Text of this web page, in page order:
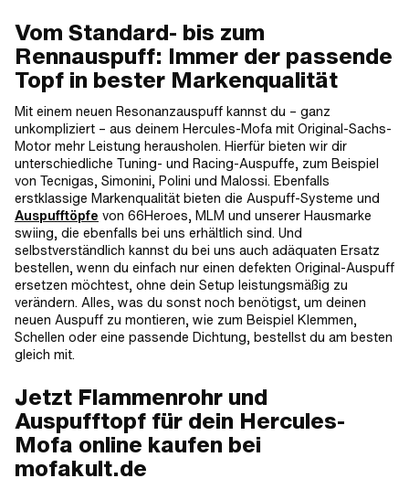
Vom Standard- bis zum
Rennauspuff: Immer der passende
Topf in bester Markenqualität
Mit einem neuen Resonanzauspuff kannst du – ganz
unkompliziert – aus deinem Hercules-Mofa mit Original-Sachs-
Motor mehr Leistung herausholen. Hierfür bieten wir dir
unterschiedliche Tuning- und Racing-Auspuffe, zum Beispiel
von Tecnigas, Simonini, Polini und Malossi. Ebenfalls
erstklassige Markenqualität bieten die Auspuff-Systeme und
Auspufftöpfe von 66Heroes, MLM und unserer Hausmarke
swiing, die ebenfalls bei uns erhältlich sind. Und
selbstverständlich kannst du bei uns auch adäquaten Ersatz
bestellen, wenn du einfach nur einen defekten Original-Auspuff
ersetzen möchtest, ohne dein Setup leistungsmäßig zu
verändern. Alles, was du sonst noch benötigst, um deinen
neuen Auspuff zu montieren, wie zum Beispiel Klemmen,
Schellen oder eine passende Dichtung, bestellst du am besten
gleich mit.
Jetzt Flammenrohr und
Auspufftopf für dein Hercules-
Mofa online kaufen bei
mofakult.de